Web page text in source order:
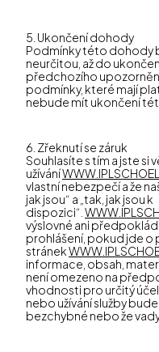
5. Ukončení dohody
Podmínky této dohody
neurčitou, až do
předchozího
podmínky, které mají
nebude mít ukončení
6. Zřeknutí se záruk
Souhlasíte s tím a jste si
užívání
vlastní nebezpečí a že
jak jsou“ a „tak, jak jsou k
dispozici“.
výslovné ani
prohlášení, pokud jde o
stránek
informace, obsah,
není omezeno na
vhodnosti pro určitý účel
nebo užívání služby
bezchybné nebo že